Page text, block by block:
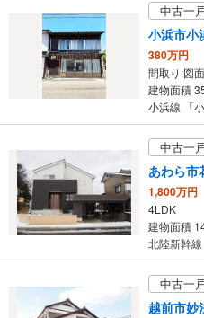
中古一
小浜市小
380万円
間取り:図
建物面積
小浜線 「
中古一
あわら市
1,800万円
4LDK
建物面積
北陸新幹
中古一
越前市妙